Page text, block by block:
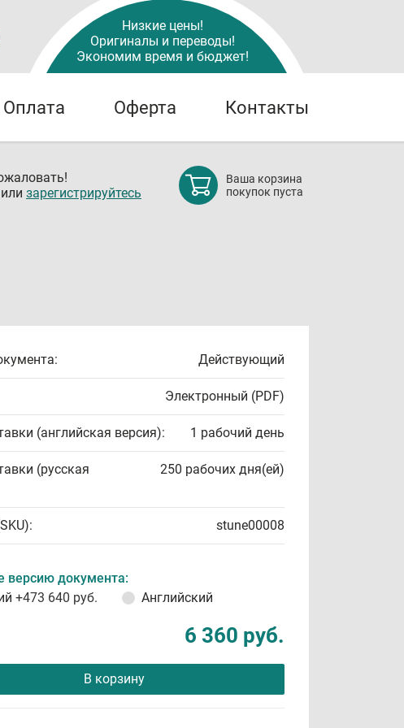
Низкие цены!
Оригиналы и переводы!
Экономим время и бюджет!
Оферта Контакты
или зарегистрируйтесь
Ваша корзина
покупок пуста
Действующий
Электронный (PDF)
(английская версия): 1 рабочий день
(русская
250 рабочих дня(ей)
stune00008
версию документа:
+473 640 руб. Английский
6 360 руб.
В корзину